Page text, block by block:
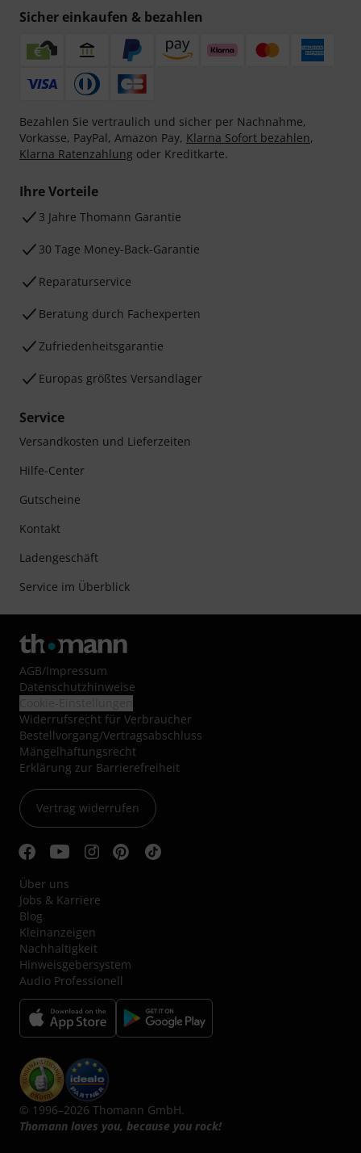
Sicher einkaufen & bezahlen
Bezahlen Sie vertraulich und sicher per Nachnahme,
Vorkasse, PayPal, Amazon Pay, Klarna Sofort bezahlen,
Klarna Ratenzahlung oder Kreditkarte.
Ihre Vorteile
3 Jahre Thomann Garantie
30 Tage Money-Back-Garantie
Reparaturservice
Beratung durch Fachexperten
Zufriedenheitsgarantie
Europas größtes Versandlager
Service
Versandkosten und Lieferzeiten
Hilfe-Center
Gutscheine
Kontakt
Ladengeschäft
Service im Überblick
AGB/Impressum
Datenschutzhinweise
Widerrufsrecht für Verbraucher
Bestellvorgang/Vertragsabschluss
Mängelhaftungsrecht
Erklärung zur Barrierefreiheit
Vertrag widerrufen
Über uns
Jobs & Karriere
Blog
Kleinanzeigen
Nachhaltigkeit
Hinweisgebersystem
Audio Professionell
© 1996–2026 Thomann GmbH.
Thomann loves you, because you rock!